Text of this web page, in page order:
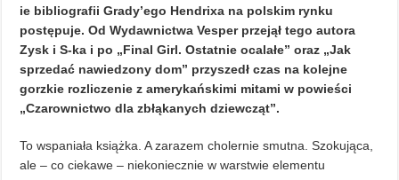
ie bibliografii Grady’ego Hendrixa na polskim rynku
postępuje. Od Wydawnictwa Vesper przejął tego autora
Zysk i S-ka i po „Final Girl. Ostatnie ocalałe” oraz „Jak
sprzedać nawiedzony dom” przyszedł czas na kolejne
gorzkie rozliczenie z amerykańskimi mitami w powieści
„Czarownictwo dla zbłąkanych dziewcząt”.
To wspaniała książka. A zarazem cholernie smutna. Szokująca,
ale – co ciekawe – niekoniecznie w warstwie elementu